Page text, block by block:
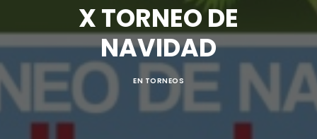
X TORNEO DE
NAVIDAD
EN TORNEOS